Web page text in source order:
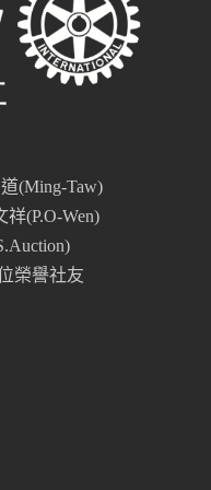
(Ming-Taw)
(P.O-Wen)
榮譽社友